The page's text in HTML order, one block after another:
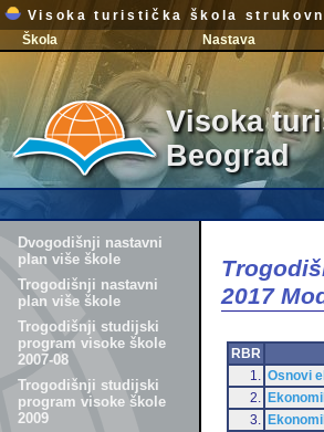
Visoka turistička škola
Škola
Nastava
Visoka
Beograd
Dvogodišnji nastavni
plan više škole
Trogodišnji nastavni
plan više škole
Trogodišnji studijski
program visoke škole
2007-08
Trogodišnji studijski
program visoke škole
2009
2017
RBR
1.
Osnovi
2.
3.